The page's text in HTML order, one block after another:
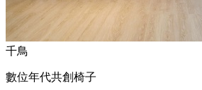
千鳥
數位年代共創椅子